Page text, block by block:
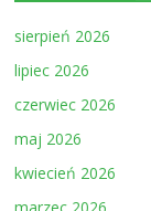
sierpień 2026
lipiec 2026
czerwiec 2026
maj 2026
kwiecień 2026